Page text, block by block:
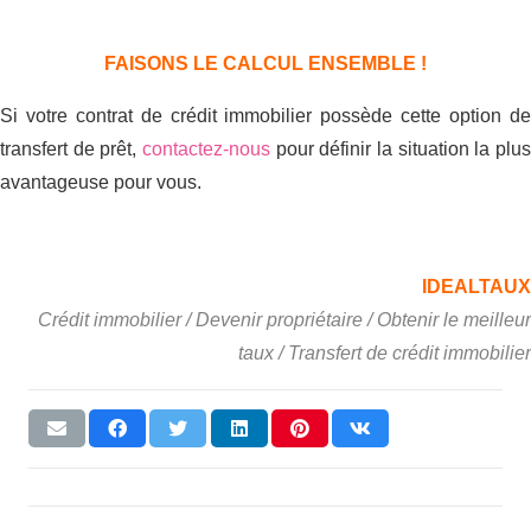
FAISONS LE CALCUL ENSEMBLE !
Si votre contrat de crédit immobilier possède cette option de
transfert de prêt, contactez-nous pour définir la situation la plus
avantageuse pour vous.
IDEALTAUX
Crédit immobilier / Devenir propriétaire / Obtenir le meilleur
taux / Transfert de crédit immobilier